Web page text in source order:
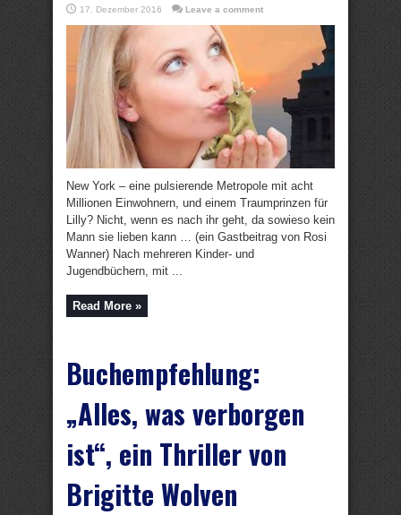
17. Dezember 2016 Leave a comment
New York – eine pulsierende Metropole mit acht
Millionen Einwohnern, und einem Traumprinzen für
Lilly? Nicht, wenn es nach ihr geht, da sowieso kein
Mann sie lieben kann … (ein Gastbeitrag von Rosi
Wanner) Nach mehreren Kinder- und
Jugendbüchern, mit ...
Read More »
Buchempfehlung:
„Alles, was verborgen
ist“, ein Thriller von
Brigitte Wolven